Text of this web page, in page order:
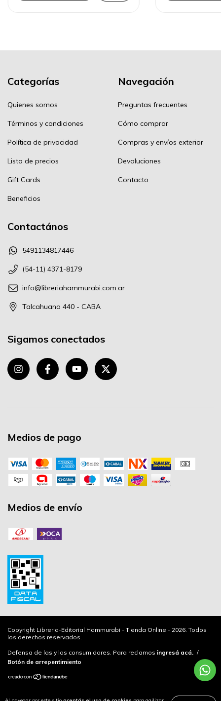
Categorías
Quienes somos
Términos y condiciones
Política de privacidad
Lista de precios
Gift Cards
Beneficios
Navegación
Preguntas frecuentes
Cómo comprar
Compras y envíos exterior
Devoluciones
Contacto
Contactános
5491134817446
(54-11) 4371-8179
info@libreriahammurabi.com.ar
Talcahuano 440 - CABA
Sigamos conectados
Medios de pago
Medios de envío
Copyright Libreria-Editorial Hammurabi - Tienda Online - 2026. Todos
los derechos reservados.
Defensa de las y los consumidores. Para reclamos ingresá acá. /
Botón de arrepentimiento